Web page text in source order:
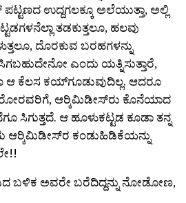
ಪಟ್ಟಣದ ಉದ್ದಗಲಕ್ಕೂ ಅಲೆಯುತ್ತಾ, ಅಲ್ಲಿ
ತಡಕುತ್ತಲೂ, ಹಲವು
ದೊರಕುವ ಬರಹಗಳನ್ನು
ಎಂದು ಯತ್ನಿಸುತ್ತಾರೆ,
ಆ ಕೆಲಸ ಕಯ್‌ಗೂಡುವುದಿಲ್ಲ. ಆದರೂ
ಆರ‍್ಕಿಮಿಡೀಸ್‍ರು ಕೊನೆಯಾದ
ಸಿಗುತ್ತದೆ. ಆ ಹೂಳುಕಟ್ಟಡ ಕೂಡಾ ತನ್ನ
ಆರ‍್ಕಿಮಿಡೀಸ್‍ರ ಕಂಡುಹಿಡಿಕೆಯನ್ನು
ಬಳಿಕ ಅವರೇ ಬರೆದಿದ್ದನ್ನು ನೋಡೋಣ,